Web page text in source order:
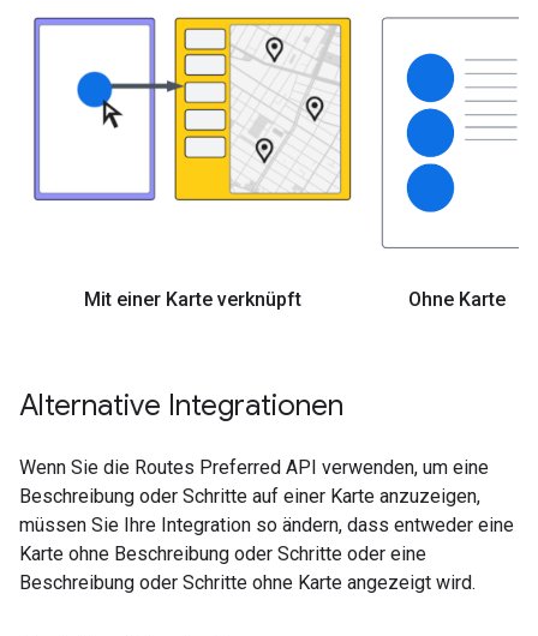
Mit einer Karte verknüpft Ohne Karte
Alternative Integrationen
Wenn Sie die Routes Preferred API verwenden, um eine
Beschreibung oder Schritte auf einer Karte anzuzeigen,
müssen Sie Ihre Integration so ändern, dass entweder eine
Karte ohne Beschreibung oder Schritte oder eine
Beschreibung oder Schritte ohne Karte angezeigt wird.